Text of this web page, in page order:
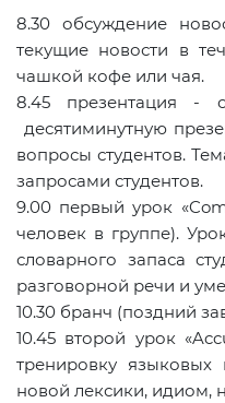
8.30 обсуждение
текущие новости в
чашкой кофе или чая.
8.45 презентация -
десятиминутную
вопросы студентов.
запросами студентов.
9.00 первый урок
человек в группе).
словарного запаса
разговорной речи и
10.30 бранч (поздний
10.45 второй урок
тренировку языковых
новой лексики, идиом,